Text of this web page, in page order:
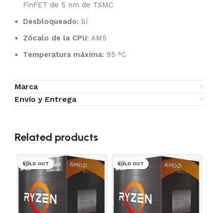
FinFET de 5 nm de TSMC
Desbloqueado: Sí
Zócalo de la CPU: AM5
Temperatura máxima: 95 °C
Marca
Envío y Entrega
Related products
SOLD OUT SOLD OUT